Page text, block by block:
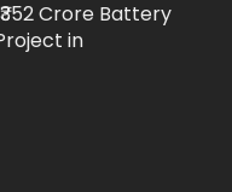
Crore Battery
in